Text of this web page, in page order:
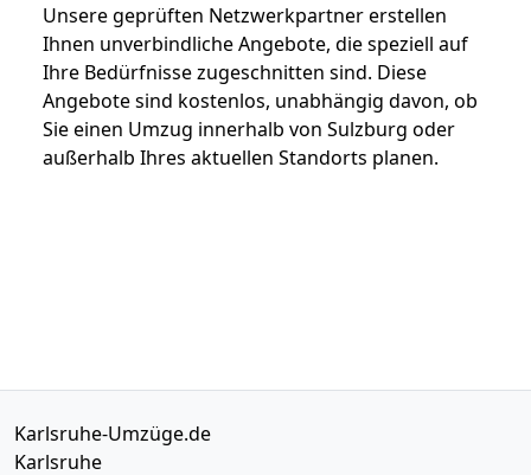
Unsere geprüften Netzwerkpartner erstellen
Ihnen unverbindliche Angebote, die speziell auf
Ihre Bedürfnisse zugeschnitten sind. Diese
Angebote sind kostenlos, unabhängig davon, ob
Sie einen Umzug innerhalb von Sulzburg oder
außerhalb Ihres aktuellen Standorts planen.
Karlsruhe-Umzüge.de
Karlsruhe